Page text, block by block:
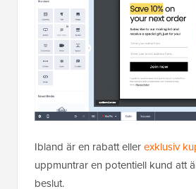
Ibland är en rabatt ellerexklusiv
uppmuntrar en potentiell kund att
beslut.